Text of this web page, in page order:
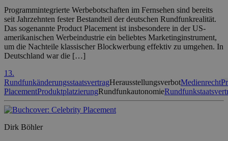
Programmintegrierte Werbebotschaften im Fernsehen sind bereits
seit Jahrzehnten fester Bestandteil der deutschen Rundfunkrealität.
Das sogenannte Product Placement ist insbesondere in der US-
amerikanischen Werbeindustrie ein beliebtes Marketinginstrument,
um die Nachteile klassischer Blockwerbung effektiv zu umgehen. In
Deutschland war die […]
13.
RundfunkänderungsstaatsvertragHerausstellungsverbotMedienrecht
PlacementProduktplatzierungRundfunkautonomie
Dirk Böhler